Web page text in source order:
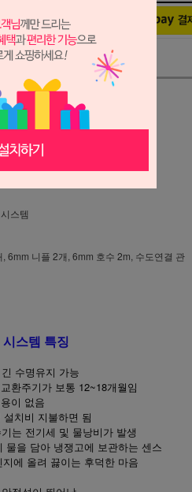
스템
6mm 니플 2개, 6mm 호수 2m, 수도연결 관
스템 특징
수명유지 가능
환주기가 보통 12~18개월임
없음
비 지불하면 됨
는 전기세 및 물낭비가 발생
을 담아 냉쟁고에 보관하는 센스
에 올려 끓이는 후덕한 마음